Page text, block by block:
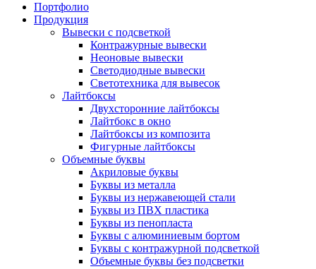
Портфолио
Продукция
Вывески с подсветкой
Контражурные вывески
Неоновые вывески
Светодиодные вывески
Светотехника для вывесок
Лайтбоксы
Двухсторонние лайтбоксы
Лайтбокс в окно
Лайтбоксы из композита
Фигурные лайтбоксы
Объемные буквы
Акриловые буквы
Буквы из металла
Буквы из нержавеющей стали
Буквы из ПВХ пластика
Буквы из пенопласта
Буквы с алюминиевым бортом
Буквы с контражурной подсветкой
Объемные буквы без подсветки